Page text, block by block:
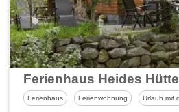
Ferienhaus Heides
Ferienhaus Ferienwohnung Urlaub mit